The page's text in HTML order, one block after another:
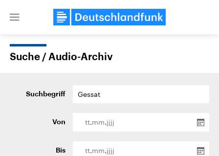
Close
Suche / Audio-Archiv
Suchbegriff
Von . .
Bis . .